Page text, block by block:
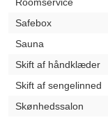
Safebox
Sauna
Skift af håndklæder
Skift af sengelinned
Skønhedssalon